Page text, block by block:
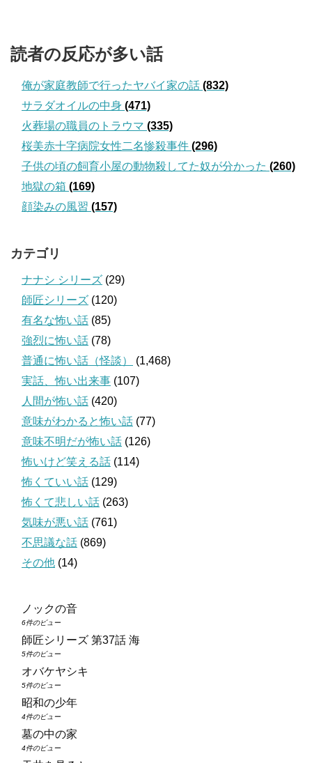
読者の反応が多い話
俺が家庭教師で行ったヤバイ家の話 (832)
サラダオイルの中身 (471)
火葬場の職員のトラウマ (335)
桜美赤十字病院女性二名惨殺事件 (296)
子供の頃の飼育小屋の動物殺してた奴が分かった (260)
地獄の箱 (169)
顔染みの風習 (157)
カテゴリ
ナナシ シリーズ (29)
師匠シリーズ (120)
有名な怖い話 (85)
強烈に怖い話 (78)
普通に怖い話（怪談）
(1,468)
実話、怖い出来事 (107)
人間が怖い話 (420)
意味がわかると怖い話 (77)
意味不明だが怖い話 (126)
怖いけど笑える話 (114)
怖くていい話 (129)
怖くて悲しい話 (263)
気味が悪い話 (761)
不思議な話 (869)
その他 (14)
ノックの音
6件のビュー
師匠シリーズ 第37話 海
5件のビュー
オバケヤシキ
5件のビュー
昭和の少年
4件のビュー
墓の中の家
4件のビュー